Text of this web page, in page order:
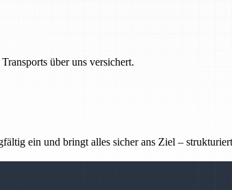
über uns versichert.
ein und bringt alles sicher ans Ziel –